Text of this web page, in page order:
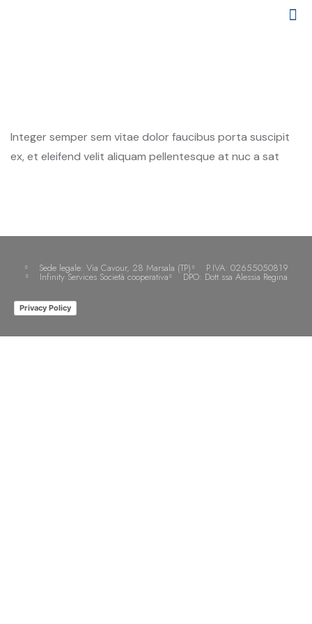
Integer semper sem vitae dolor faucibus porta suscipit
ex, et eleifend velit aliquam pellentesque at nuc a sat
Sede legale: Via Cavour, 28 Marsala (TP) P.IVA: 02655050819
Infinity Services Società cooperativa DPO: Dott.ssa Alessia Regina
Privacy Policy